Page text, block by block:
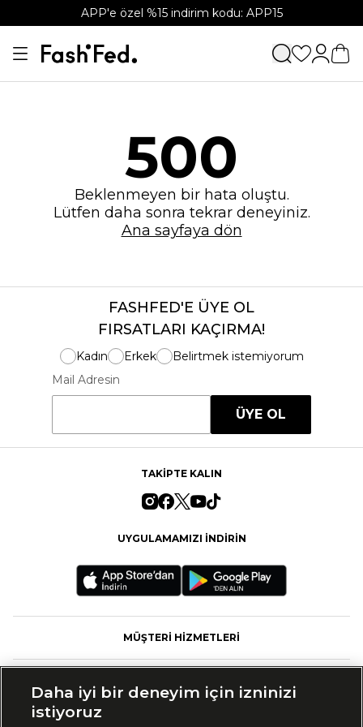
APP'e özel %15 indirim kodu: APP15
500
Beklenmeyen bir hata oluştu.
Lütfen daha sonra tekrar deneyiniz.
Ana sayfaya dön
FASHFED'E ÜYE OL
FIRSATLARI KAÇIRMA!
Kadın Erkek
Belirtmek istemiyorum
Mail Adresin
ÜYE OL
TAKİPTE KALIN
UYGULAMAMIZI İNDİRİN
MÜŞTERİ HİZMETLERİ
Daha iyi bir deneyim için izninizi
istiyoruz